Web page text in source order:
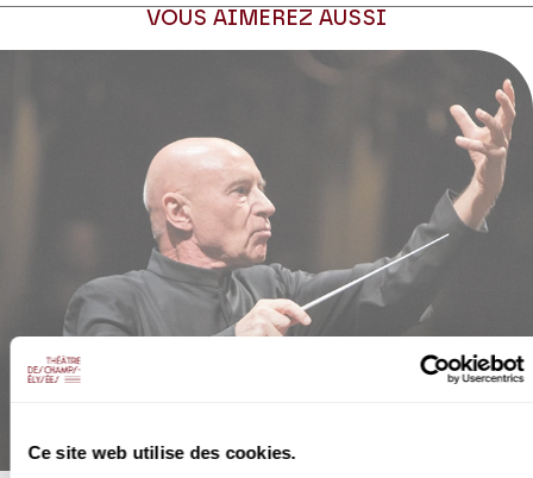
Ce site web utilise des cookies.
VOUS AIMEREZ AUSSI